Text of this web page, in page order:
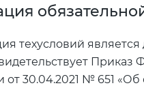
техусловий
Приказ
30.04.2021 № 651